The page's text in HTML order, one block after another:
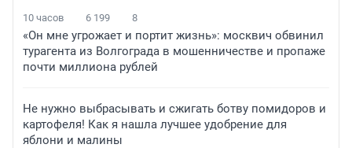
10 часов 6 199 8
«Он мне угрожает и портит жизнь»: москвич обвинил
турагента из Волгограда в мошенничестве и пропаже
почти миллиона рублей
Не нужно выбрасывать и сжигать ботву помидоров и
картофеля! Как я нашла лучшее удобрение для
яблони и малины